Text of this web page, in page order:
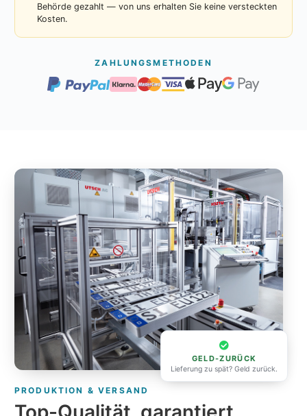
Behörde gezahlt — von uns erhalten Sie keine versteckten
Kosten.
ZAHLUNGSMETHODEN
GELD-ZURÜCK
Lieferung zu spät? Geld zurück.
PRODUKTION & VERSAND